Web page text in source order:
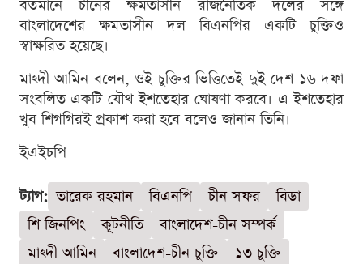
বর্তমানে চীনের ক্ষমতাসীন রাজনৈতিক দলের সঙ্গে
বাংলাদেশের ক্ষমতাসীন দল বিএনপির একটি চুক্তিও
স্বাক্ষরিত হয়েছে।
মাহ্দী আমিন বলেন, ওই চুক্তির ভিত্তিতেই দুই দেশ ১৬ দফা
সংবলিত একটি যৌথ ইশতেহার ঘোষণা করবে। এ ইশতেহার
খুব শিগগিরই প্রকাশ করা হবে বলেও জানান তিনি।
ইএইচপি
ট্যাগ: তারেক রহমান বিএনপি চীন সফর
বিডা
শি জিনপিং
কূটনীতি
বাংলাদেশ-চীন সম্পর্ক
মাহ্দী আমিন
বাংলাদেশ-চীন চুক্তি
১৩ চুক্তি